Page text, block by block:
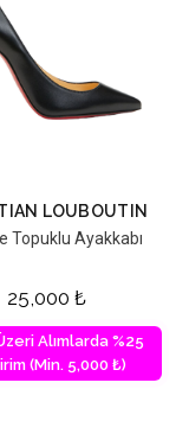
LOUBOUTIN
Topuklu Ayakkabı
25,000 ₺
Alımlarda %25
(Min. 5,000 ₺)